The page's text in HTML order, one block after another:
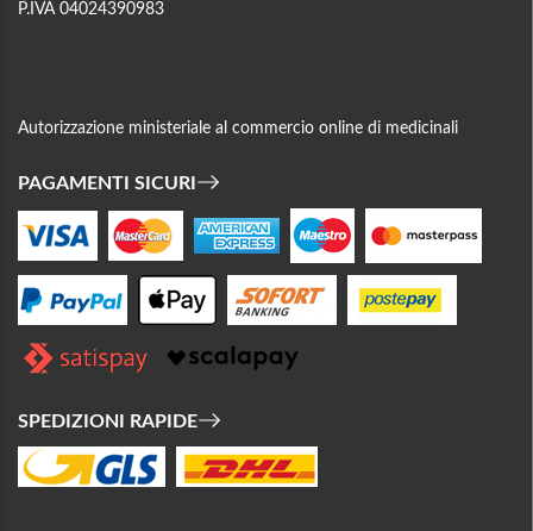
P.IVA 04024390983
Autorizzazione ministeriale al commercio online di medicinali
PAGAMENTI SICURI
SPEDIZIONI RAPIDE